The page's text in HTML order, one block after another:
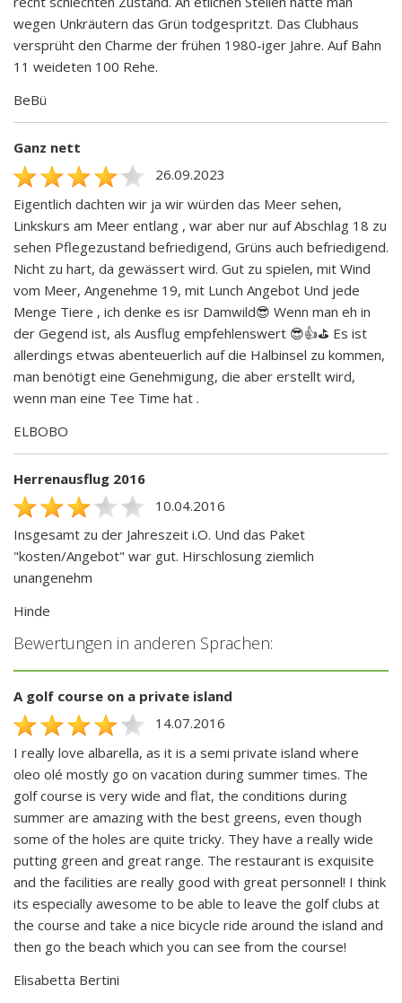
wegen Unkräutern das Grün todgespritzt. Das Clubhaus
versprüht den Charme der frühen 1980-iger Jahre. Auf Bahn
11 weideten 100 Rehe.
BeBü
Ganz nett
26.09.2023
Eigentlich dachten wir ja wir würden das Meer sehen,
Linkskurs am Meer entlang , war aber nur auf Abschlag 18 zu
sehen Pflegezustand befriedigend, Grüns auch befriedigend.
Nicht zu hart, da gewässert wird. Gut zu spielen, mit Wind
vom Meer, Angenehme 19, mit Lunch Angebot Und jede
Menge Tiere , ich denke es isr Damwild😎 Wenn man eh in
der Gegend ist, als Ausflug empfehlenswert 😎👍⛳️ Es ist
allerdings etwas abenteuerlich auf die Halbinsel zu kommen,
man benötigt eine Genehmigung, die aber erstellt wird,
wenn man eine Tee Time hat .
ELBOBO
Herrenausflug 2016
10.04.2016
Insgesamt zu der Jahreszeit i.O. Und das Paket
"kosten/Angebot" war gut. Hirschlosung ziemlich
unangenehm
Hinde
Bewertungen in anderen Sprachen:
A golf course on a private island
14.07.2016
I really love albarella, as it is a semi private island where
oleo olé mostly go on vacation during summer times. The
golf course is very wide and flat, the conditions during
summer are amazing with the best greens, even though
some of the holes are quite tricky. They have a really wide
putting green and great range. The restaurant is exquisite
and the facilities are really good with great personnel! I think
its especially awesome to be able to leave the golf clubs at
the course and take a nice bicycle ride around the island and
then go the beach which you can see from the course!
Elisabetta Bertini